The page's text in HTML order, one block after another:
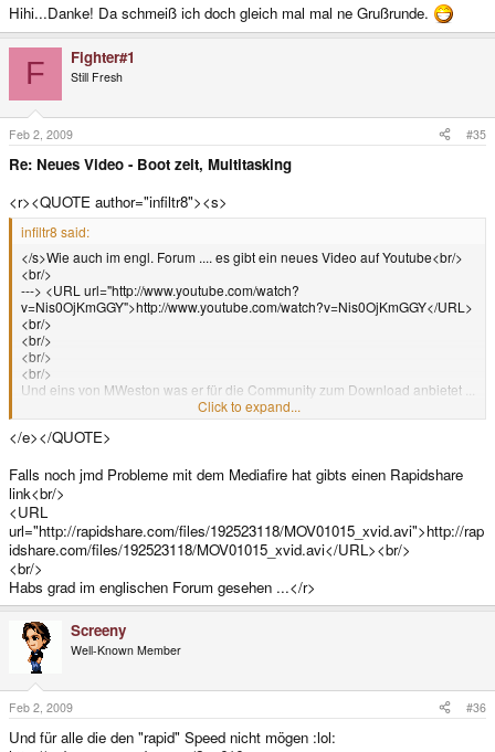
Hihi...Danke! Da schmeiß ich doch gleich mal mal ne Grußrunde.
F Fighter#1
Still Fresh
Feb 2, 2009 #35
Re: Neues Video - Boot zeit, Multitasking
<r><QUOTE author="infiltr8"><s>
infiltr8 said:
</s>Wie auch im engl. Forum .... es gibt ein neues Video auf Youtube<br/>
<br/>
---> <URL url="http://www.youtube.com/watch?
v=Nis0OjKmGGY">http://www.youtube.com/watch?v=Nis0OjKmGGY</URL>
<br/>
<br/>
<br/>
<br/>
Und eins von MWeston was er für die Community zum Download anbietet ...
<br/>
---> <URL
<LINK_TEXT text="http://www.mediafire.com/file/zxnnmnmlj ...
5_xvid.avi">http://www.mediafire.com/file/zxnnmnmljo5/MOV01015_xvid.avi
</LINK_TEXT></URL> <br/>
<br/>
mfg<br/>
tom<e>
Click to expand...
</e></QUOTE>
Falls noch jmd Probleme mit dem Mediafire hat gibts einen Rapidshare
link<br/>
<URL
url="http://rapidshare.com/files/192523118/MOV01015_xvid.avi">http://rap
idshare.com/files/192523118/MOV01015_xvid.avi</URL><br/>
<br/>
Habs grad im englischen Forum gesehen ...</r>
Screeny
Well-Known Member
Feb 2, 2009 #36
Und für alle die den "rapid" Speed nicht mögen :lol: